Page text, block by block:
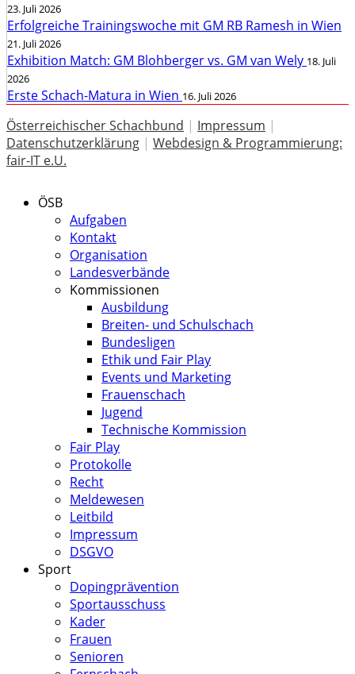
23. Juli 2026
Erfolgreiche Trainingswoche mit GM RB Ramesh in Wien
21. Juli 2026
Exhibition Match: GM Blohberger vs. GM van Wely 18. Juli
2026
Erste Schach-Matura in Wien 16. Juli 2026
Österreichischer Schachbund | Impressum |
Datenschutzerklärung | Webdesign & Programmierung:
fair-IT e.U.
ÖSB
Aufgaben
Kontakt
Organisation
Landesverbände
Kommissionen
Ausbildung
Breiten- und Schulschach
Bundesligen
Ethik und Fair Play
Events und Marketing
Frauenschach
Jugend
Technische Kommission
Fair Play
Protokolle
Recht
Meldewesen
Leitbild
Impressum
DSGVO
Sport
Dopingprävention
Sportausschuss
Kader
Frauen
Senioren